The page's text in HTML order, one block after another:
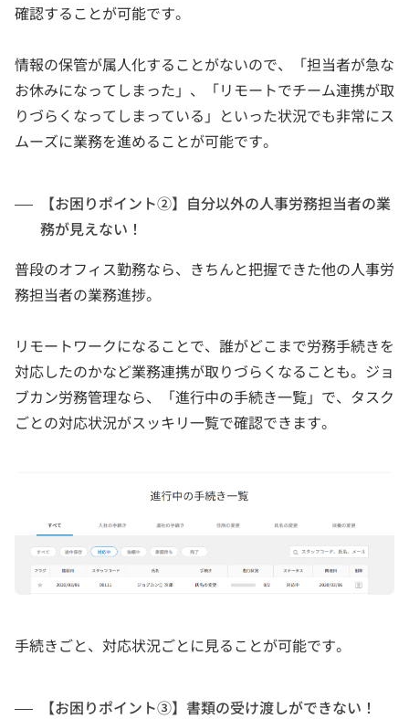
確認することが可能です。
情報の保管が属人化することがないので、「担当者が急な
お休みになってしまった」、「リモートでチーム連携が取
りづらくなってしまっている」といった状況でも非常にス
ムーズに業務を進めることが可能です。
【お困りポイント②】自分以外の人事労務担当者の業
務が見えない！
普段のオフィス勤務なら、きちんと把握できた他の人事労
務担当者の業務進捗。
リモートワークになることで、誰がどこまで労務手続きを
対応したのかなど業務連携が取りづらくなることも。ジョ
ブカン労務管理なら、「進行中の手続き一覧」で、タスク
ごとの対応状況がスッキリ一覧で確認できます。
手続きごと、対応状況ごとに見ることが可能です。
【お困りポイント③】書類の受け渡しができない！